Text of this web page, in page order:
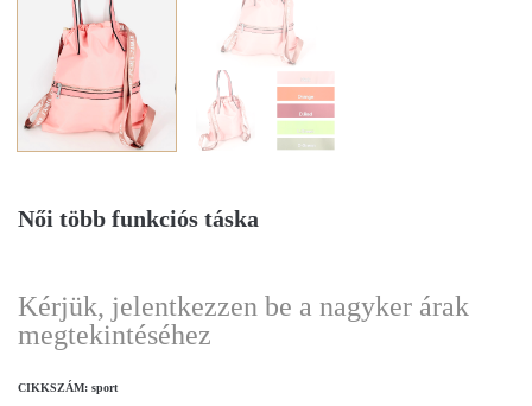
Női több funkciós táska
Kérjük, jelentkezzen be a nagyker árak
megtekintéséhez
CIKKSZÁM: sport